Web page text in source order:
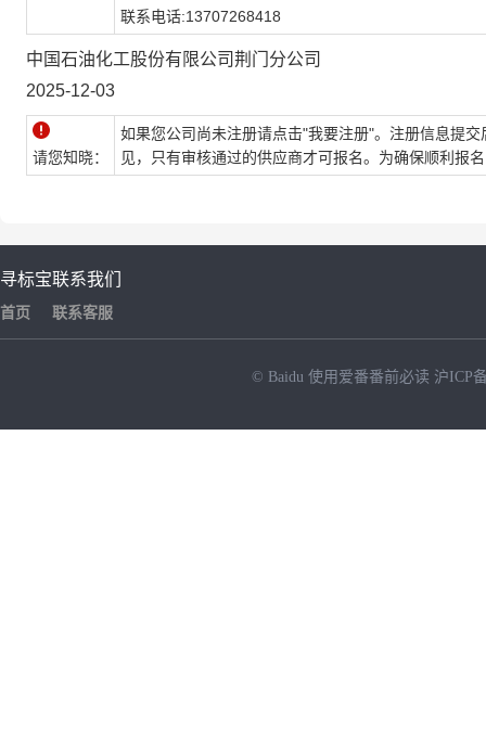
联系电话:13707268418
中国石油化工股份有限公司荆门分公司
2025-12-03
请您知晓：
如果您公司尚未注册请点击"我要注册"。注册信息提
见，只有审核通过的供应商才可报名。为确保顺利报
寻标宝
首页
联系我们
联系客服
© Baidu 使用爱番番前必读 沪ICP